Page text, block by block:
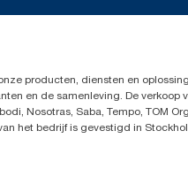
producten, diensten en
en de samenleving. De
Nosotras, Saba, Tempo, TOM
het bedrijf is gevestigd in